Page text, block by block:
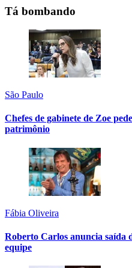
Tá bombando
São Paulo
Chefes de gabinete de Zoe
patrimônio
Fábia Oliveira
Roberto Carlos anuncia saída
equipe